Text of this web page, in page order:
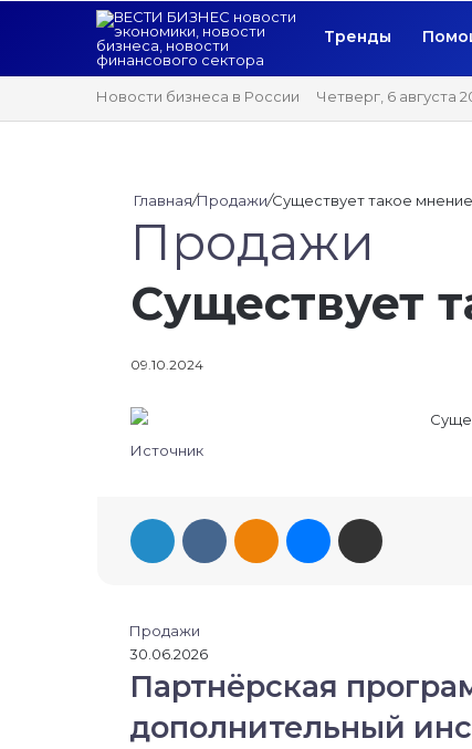
Тренды
Новости бизнеса в России Четверг, 6 августа
Главная/Продажи/Существует такое мнение
Продажи
Существует
09.10.2024
Источник
Продажи
30.06.2026
Партнёрская
дополнительный